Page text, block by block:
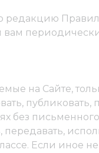
редакцию
периодически
на Сайте,
публиковать,
без
Если иное